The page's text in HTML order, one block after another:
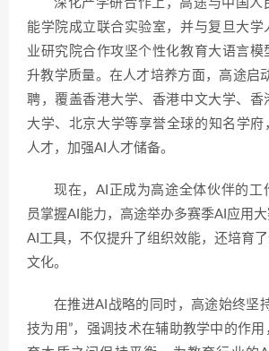
深化产学研合作上，高途与中国人
能学院成立联合实验室，并与复旦大学
业研究院合作攻坚个性化教育大语言模
升教学质量。在人才培养方面，高途启
聘，覆盖香港大学、香港中文大学、香
大学、北京大学等享誉全球的知名学府
人才，加强AI人才储备。
现在，AI正成为高途全体伙伴的工
员掌握AI能力，高途举办多赛季AI应用
AI工具，不仅提升了组织效能，还培育
文化。
在推进AI战略的同时，高途始终坚
技为用”，强调技术在辅助教学中的作